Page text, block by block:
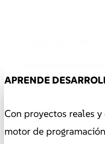
APRENDE
Con proyectos reales
motor de